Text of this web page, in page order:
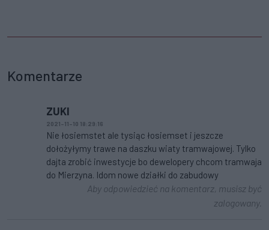
Komentarze
ZUKI
2021-11-10 18:29:16
Nie łosiemstet ale tysiąc łosiemset i jeszcze
dołożyłymy trawe na daszku wiaty tramwajowej. Tylko
dajta zrobić inwestycje bo dewelopery chcom tramwaja
do Mierzyna. Idom nowe działki do zabudowy
Aby odpowiedzieć na komentarz, musisz być
zalogowany.